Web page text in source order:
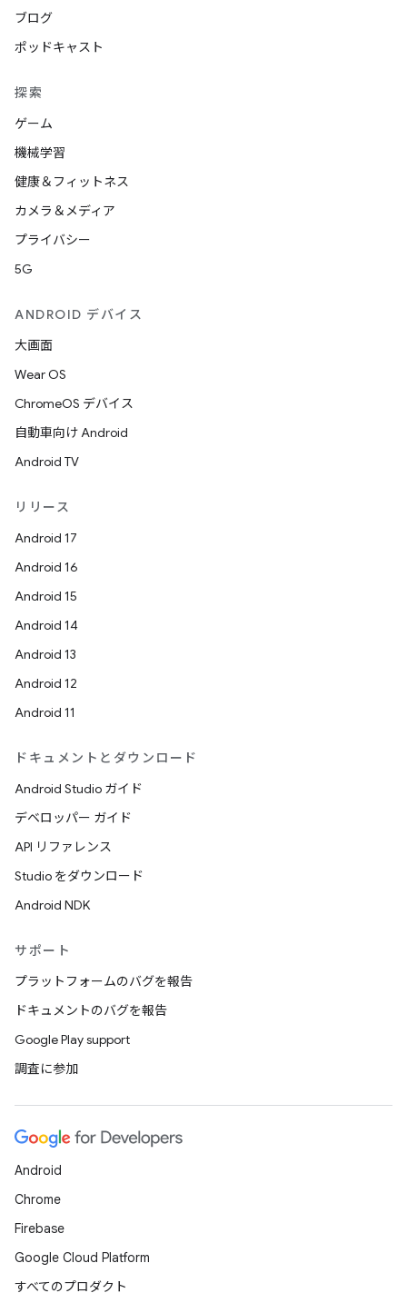
ブログ
ポッドキャスト
探索
ゲーム
機械学習
健康＆フィットネス
カメラ＆メディア
プライバシー
5G
ANDROID デバイス
大画面
Wear OS
ChromeOS デバイス
自動車向け Android
Android TV
リリース
Android 17
Android 16
Android 15
Android 14
Android 13
Android 12
Android 11
ドキュメントとダウンロード
Android Studio ガイド
デベロッパー ガイド
API リファレンス
Studio をダウンロード
Android NDK
サポート
プラットフォームのバグを報告
ドキュメントのバグを報告
Google Play support
調査に参加
Android
Chrome
Firebase
Google Cloud Platform
すべてのプロダクト